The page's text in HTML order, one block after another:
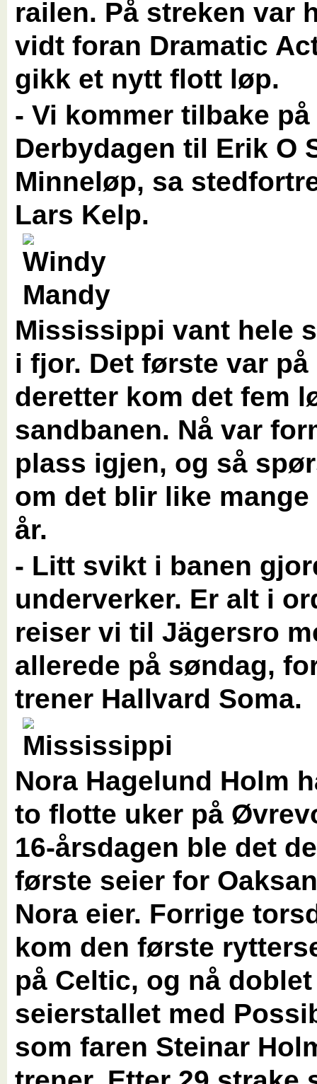
railen. På streken var
vidt foran Dramatic
gikk et nytt flott løp.
- Vi kommer tilbake på
Derbydagen til Erik O
Minneløp, sa
Lars Kelp.
Mississippi vant hele
i fjor. Det første var
deretter kom det fem
sandbanen. Nå var
plass igjen, og så
om det blir like
år.
- Litt svikt i banen
underverker. Er alt i
reiser vi til Jägersro
allerede på søndag,
trener Hallvard Soma.
Nora Hagelund Holm
to flotte uker på
16-årsdagen ble det
første seier for
Nora eier. Forrige
kom den første
på Celtic, og nå
seierstallet med
som faren Steinar